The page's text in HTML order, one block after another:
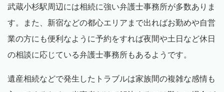
武蔵小杉駅周辺には相続に強い弁護士事務所が多数ありま
す。また、新宿などの都心エリアまで出ればお勤めや自営
業の方にも便利なように予約をすれば夜間や土日など休日
の相談に応じている弁護士事務所もあるようです。
遺産相続などで発生したトラブルは家族間の複雑な感情も